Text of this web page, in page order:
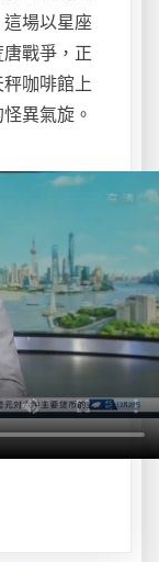
場以星座
戰爭，正
咖啡館上
異氣旋。